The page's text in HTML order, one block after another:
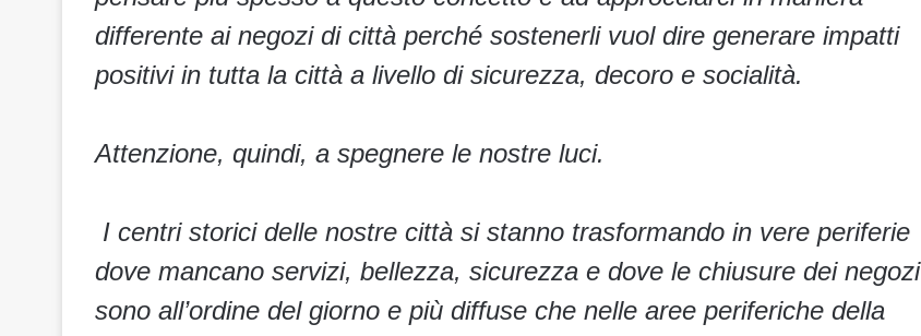
differente ai negozi di città perché sostenerli vuol dire generare impatti
positivi in tutta la città a livello di sicurezza, decoro e socialità.
Attenzione, quindi, a spegnere le nostre luci.
I centri storici delle nostre città si stanno trasformando in vere periferie
dove mancano servizi, bellezza, sicurezza e dove le chiusure dei negozi
sono all’ordine del giorno e più diffuse che nelle aree periferiche della